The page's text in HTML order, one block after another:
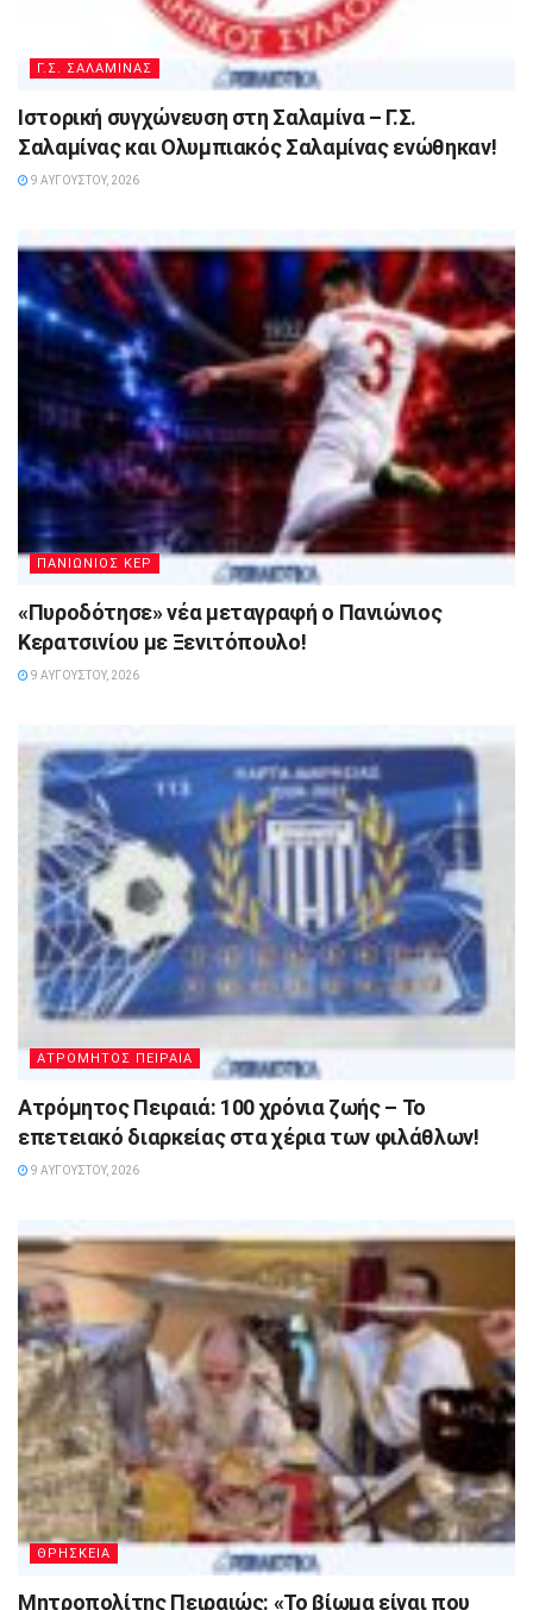
Γ.Σ. ΣΑΛΑΜΙΝΑΣ
Ιστορική συγχώνευση στη Σαλαμίνα – Γ.Σ.
Σαλαμίνας και Ολυμπιακός Σαλαμίνας ενώθηκαν!
9 ΑΥΓΟΎΣΤΟΥ, 2026
ΠΑΝΙΩΝΙΟΣ ΚΕΡ
«Πυροδότησε» νέα μεταγραφή ο Πανιώνιος
Κερατσινίου με Ξενιτόπουλο!
9 ΑΥΓΟΎΣΤΟΥ, 2026
ΑΤΡΟΜΗΤΟΣ ΠΕΙΡΑΙΑ
Ατρόμητος Πειραιά: 100 χρόνια ζωής – Το
επετειακό διαρκείας στα χέρια των φιλάθλων!
9 ΑΥΓΟΎΣΤΟΥ, 2026
ΘΡΗΣΚΕΙΑ
Μητροπολίτης Πειραιώς: «Το βίωμα είναι που